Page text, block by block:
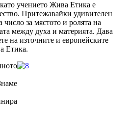
учението Жива Етика е
Притежавайки удивителен
за мястото и ролята на
между духа и материята. Дава
на източните и европейските
Етика.